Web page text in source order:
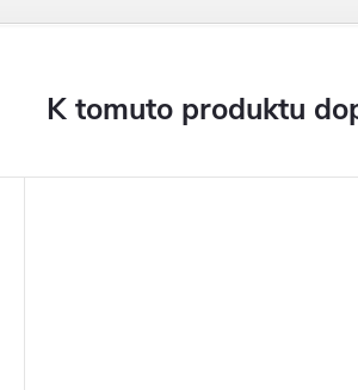
K tomuto produktu